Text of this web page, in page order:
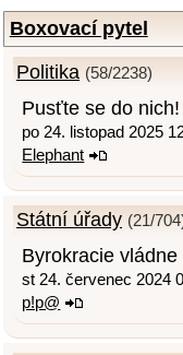
Boxovací pytel
Politika (58/2238)
Pusťte se do nich!
po 24. listopad 2025
Elephant
Státní úřady (21/
Byrokracie
st 24. červenec 2024
p!p@